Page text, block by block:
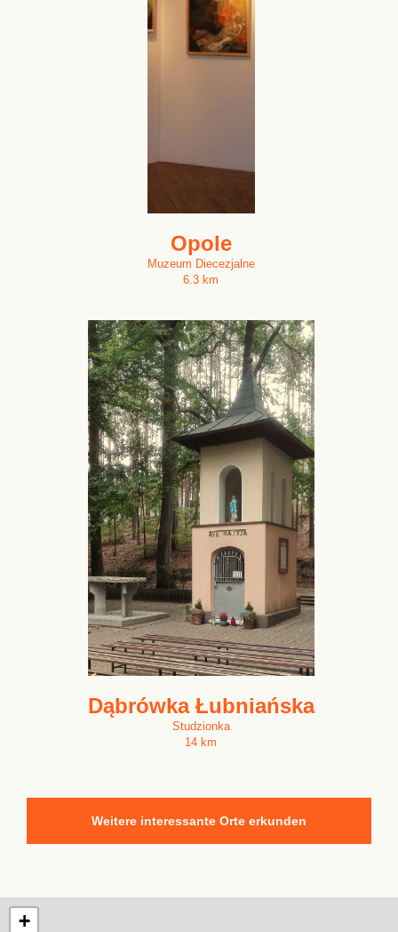
Opole
Muzeum Diecezjalne
6.3 km
Dąbrówka Łubniańska
Studzionka
14 km
Weitere interessante Orte erkunden
+